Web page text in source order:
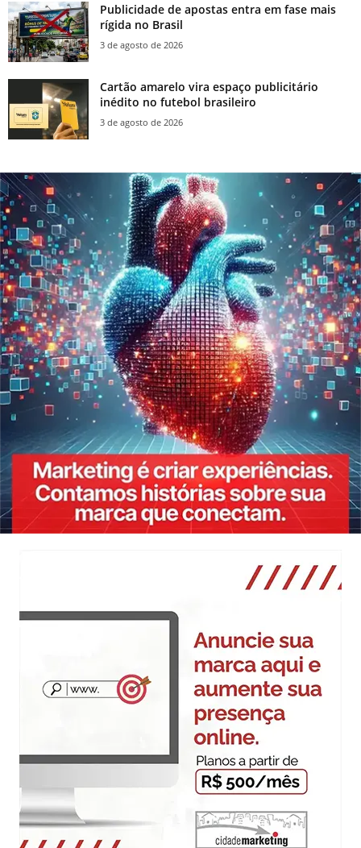
Publicidade de apostas entra em fase mais
rígida no Brasil
3 de agosto de 2026
Cartão amarelo vira espaço publicitário
inédito no futebol brasileiro
3 de agosto de 2026